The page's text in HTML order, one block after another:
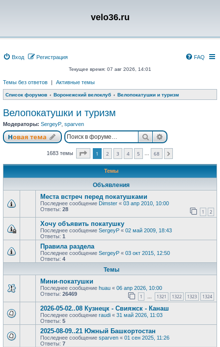
velo36.ru
Вход Регистрация FAQ
Текущее время: 07 авг 2026, 14:01
Темы без ответов | Активные темы
Список форумов Воронежский велоклуб Велопокатушки и туризм
Велопокатушки и туризм
Модераторы: SergeyP sparven
Новая тема ПоискРасширенный
1683 темы Страница из
1 2 3 4 5 68
Темы
Объявления
Места встреч перед покатушками
Последнее сообщение Dimster « 03 апр 2010, 10:00
Ответы: 28 1 2
Хочу объявить покатушку
Последнее сообщение SergeyP « 02 май 2009, 18:43
Ответы: 1
Правила раздела
Последнее сообщение SergeyP « 03 окт 2015, 12:50
Ответы: 4
Темы
Мини-покатушки
Последнее сообщение huau « 06 апр 2026, 10:00
Ответы: 26469 1 1321 1322 1323 1324
2026-05-02..08 Кузнецк - Свияжск - Канаш
Последнее сообщение raudi « 31 май 2026, 11:03
Ответы: 5
2025-08-09..21 Южный Башкортостан
Последнее сообщение sparven « 01 сен 2025, 11:26
Ответы: 7